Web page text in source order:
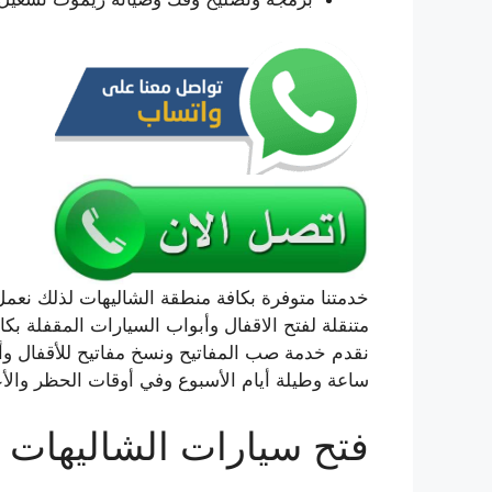
خدمتنا متوفرة بكافة منطقة الشاليهات لذلك
متنقلة لفتح الاقفال وأبواب السيارات المقفلة
ساعة وطيلة أيام الأسبوع وفي أوقات الحظر
فتح سيارات الشاليهات